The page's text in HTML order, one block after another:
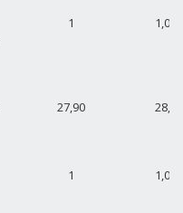
1 1,025
27,90 28,01
1 1,004